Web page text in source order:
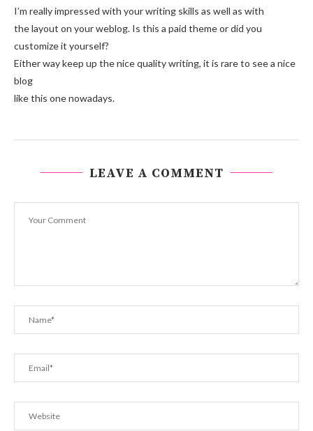
I’m really impressed with your writing skills as well as with
the layout on your weblog. Is this a paid theme or did you
customize it yourself?
Either way keep up the nice quality writing, it is rare to see a nice
blog
like this one nowadays.
LEAVE A COMMENT